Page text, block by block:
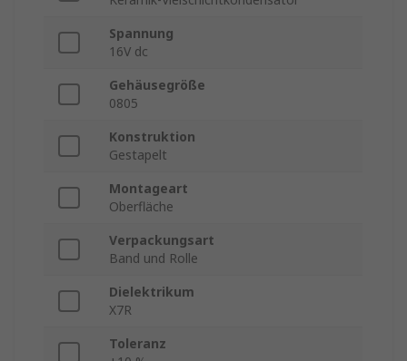
Spannung
16V dc
Gehäusegröße
0805
Konstruktion
Gestapelt
Montageart
Oberfläche
Verpackungsart
Band und Rolle
Dielektrikum
X7R
Toleranz